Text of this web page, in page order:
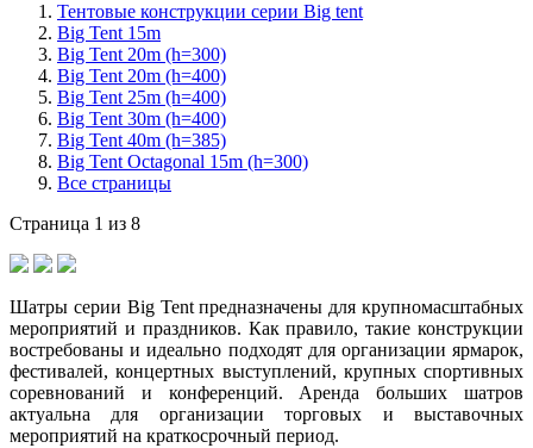
Тентовые конструкции серии Big tent
Big Tent 15m
Big Tent 20m (h=300)
Big Tent 20m (h=400)
Big Tent 25m (h=400)
Big Tent 30m (h=400)
Big Tent 40m (h=385)
Big Tent Octagonal 15m (h=300)
Все страницы
Страница 1 из 8
Шатры серии Big Tent предназначены для крупномасштабных
мероприятий и праздников. Как правило, такие конструкции
востребованы и идеально подходят для организации ярмарок,
фестивалей, концертных выступлений, крупных спортивных
соревнований и конференций. Аренда больших шатров
актуальна для организации торговых и выставочных
мероприятий на краткосрочный период.